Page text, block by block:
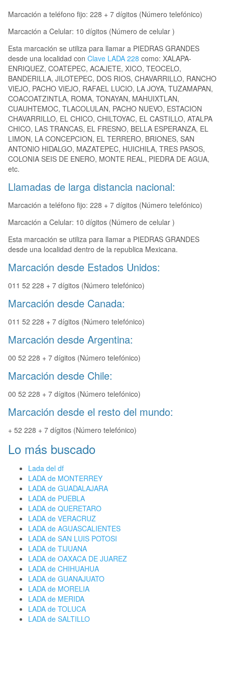
Marcación a teléfono fijo: 228 + 7 dígitos (Número telefónico)
Marcación a Celular: 10 dígitos (Número de celular )
Esta marcación se utiliza para llamar a PIEDRAS GRANDES
desde una localidad con Clave LADA 228 como: XALAPA-
ENRIQUEZ, COATEPEC, ACAJETE, XICO, TEOCELO,
BANDERILLA, JILOTEPEC, DOS RIOS, CHAVARRILLO, RANCHO
VIEJO, PACHO VIEJO, RAFAEL LUCIO, LA JOYA, TUZAMAPAN,
COACOATZINTLA, ROMA, TONAYAN, MAHUIXTLAN,
CUAUHTEMOC, TLACOLULAN, PACHO NUEVO, ESTACION
CHAVARRILLO, EL CHICO, CHILTOYAC, EL CASTILLO, ATALPA
CHICO, LAS TRANCAS, EL FRESNO, BELLA ESPERANZA, EL
LIMON, LA CONCEPCION, EL TERRERO, BRIONES, SAN
ANTONIO HIDALGO, MAZATEPEC, HUICHILA, TRES PASOS,
COLONIA SEIS DE ENERO, MONTE REAL, PIEDRA DE AGUA,
etc.
Llamadas de larga distancia nacional:
Marcación a teléfono fijo: 228 + 7 dígitos (Número telefónico)
Marcación a Celular: 10 dígitos (Número de celular )
Esta marcación se utiliza para llamar a PIEDRAS GRANDES
desde una localidad dentro de la republica Mexicana.
Marcación desde Estados Unidos:
011 52 228 + 7 dígitos (Número telefónico)
Marcación desde Canada:
011 52 228 + 7 dígitos (Número telefónico)
Marcación desde Argentina:
00 52 228 + 7 dígitos (Número telefónico)
Marcación desde Chile:
00 52 228 + 7 dígitos (Número telefónico)
Marcación desde el resto del mundo:
+ 52 228 + 7 dígitos (Número telefónico)
Lo más buscado
Lada del df
LADA de MONTERREY
LADA de GUADALAJARA
LADA de PUEBLA
LADA de QUERETARO
LADA de VERACRUZ
LADA de AGUASCALIENTES
LADA de SAN LUIS POTOSI
LADA de TIJUANA
LADA de OAXACA DE JUAREZ
LADA de CHIHUAHUA
LADA de GUANAJUATO
LADA de MORELIA
LADA de MERIDA
LADA de TOLUCA
LADA de SALTILLO